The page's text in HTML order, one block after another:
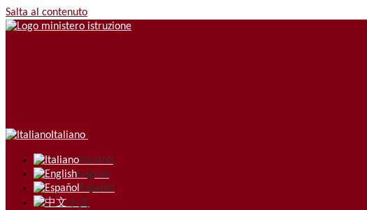
Salta al contenuto
Italiano
Italiano
English
Español
中文